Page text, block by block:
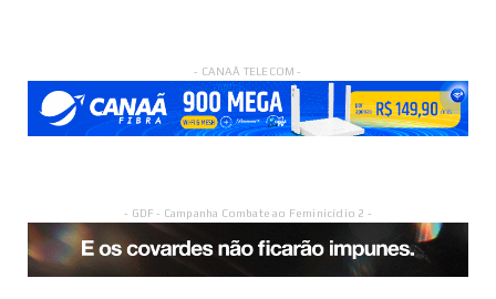
- CANAÃ TELECOM -
- GDF - Campanha Combate ao Feminicídio 2 -